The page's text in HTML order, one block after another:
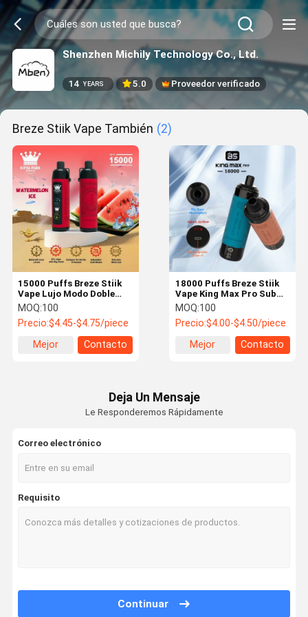
Shenzhen Michily Technology Co., Ltd.
14 YEARS 5.0 Proveedor verificado
Breze Stiik Vape También (2)
15000 Puffs Breze Stiik
Vape Lujo Modo Doble
Vape Diseño de Cuero BS
Kingmax Hookah
MOQ:100
Precio:$4.45-$4.75/piece
Mejor
Contacto
18000 Puffs Breze Stiik
Vape King Max Pro Sub
Ohm Mesh bobina
desechable Cecig Pod
MOQ:100
Precio:$4.00-$4.50/piece
Mejor
Contacto
Deja Un Mensaje
Le Responderemos Rápidamente
Correo electrónico
Requisito
Continuar